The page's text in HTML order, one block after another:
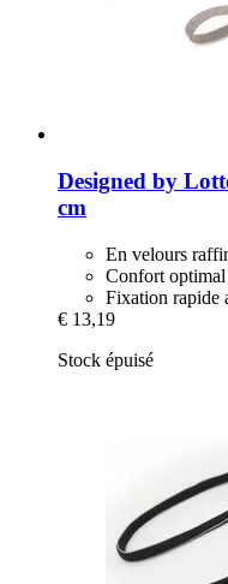
Designed by
cm
En velours
Confort optimal
Fixation rapide
€ 13,19
Stock épuisé